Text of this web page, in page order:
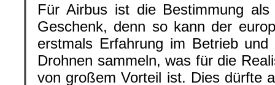
Für Airbus ist die Bestimmung als
Geschenk, denn so kann der
erstmals Erfahrung im Betrieb
Drohnen sammeln, was für die
von großem Vorteil ist. Dies dürfte